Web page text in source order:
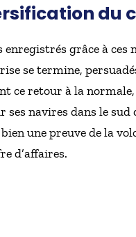
du
grâce à ces
se termine,
ce retour à la
ses navires dans le
bien une preuve de la
d’affaires.